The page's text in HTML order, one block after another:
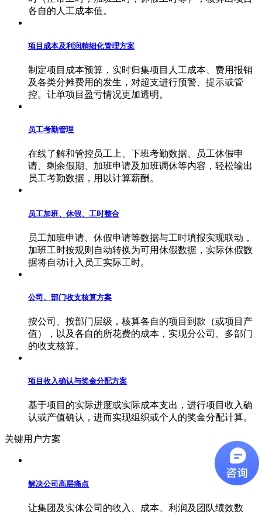
各自的人工成本值。
项目成本及利润精细化管理方案
制定项目成本预算，实时归集项目人工成本、费用报销
及各类分摊费用的发生，对超支进行预警、提示或管
控。让单项目盈亏情况更加透明。
员工考勤管理
在线了解和管控员工上、下班考勤数据、员工休假申
请、剩余假期、加班申请及加班调休等内容，轻松输出
员工考勤数据，用以计算薪酬。
员工加班、休假、工时整合
员工加班申请、休假申请等数据与工时填报实现联动，
加班工时按规则自动转换为可用休假数据，实际休假数
据将自动计入员工实际工时。
公司、部门收支核算方案
按公司、按部门层级，核算各自的项目到款（或项目产
值），以及各自的所花费的成本，实现分公司、多部门
的收支核算。
项目收入确认与奖金分配方案
基于项目的实际进度或实际成本支出，进行项目收入确
认或产值确认，进而实现组织或个人的奖金分配计算。
关键用户方案
解决公司高层痛点
让集团及实体公司的收入、成本、利润及团队绩效数